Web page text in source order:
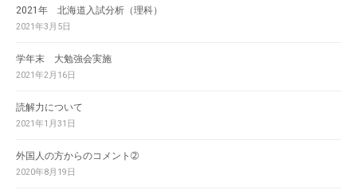
2021年 北海道入試分析（理科）
2021年3月5日
学年末 大勉強会実施
2021年2月16日
読解力について
2021年1月31日
外国人の方からのコメント➁
2020年8月19日